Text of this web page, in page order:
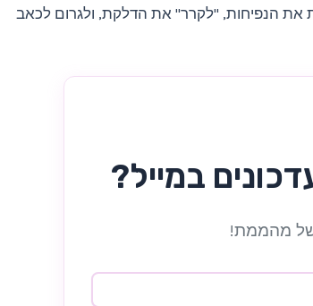
את הנפיחות, "לקרר" את הדלקת, ולגרום לכאב
במייל?
של מהממת!